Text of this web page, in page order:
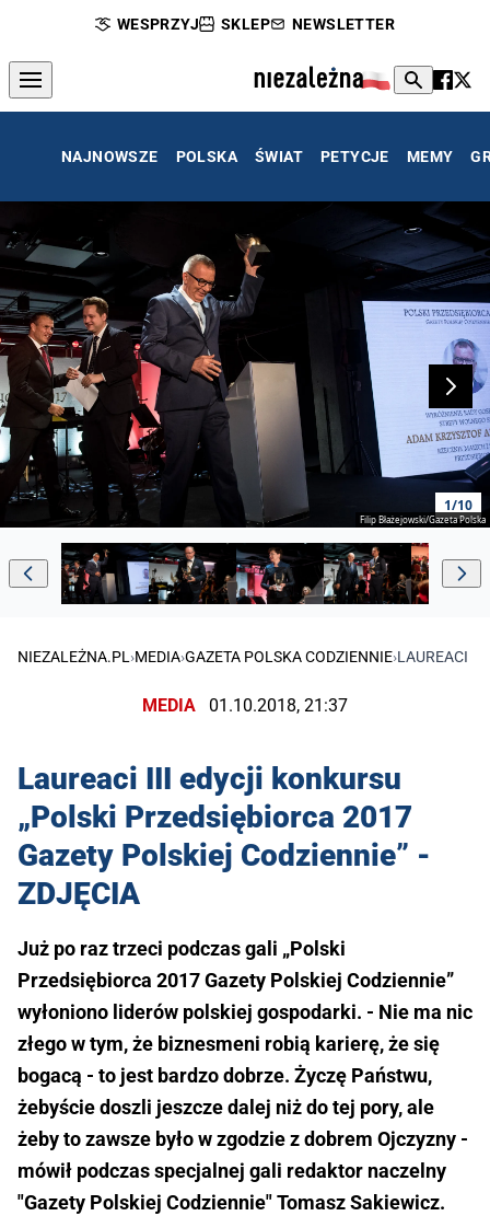
WESPRZYJ SKLEP NEWSLETTER
NAJNOWSZE POLSKA ŚWIAT PETYCJE MEMY
1/10
Filip Błażejowski/Gazeta Polska
NIEZALEŻNA.PL ›MEDIA›GAZETA POLSKA CODZIENNIE›LAUREACI III
MEDIA 01.10.2018, 21:37
Laureaci III edycji konkursu
„Polski Przedsiębiorca 2017
Gazety Polskiej Codziennie” -
ZDJĘCIA
Już po raz trzeci podczas gali „Polski
Przedsiębiorca 2017 Gazety Polskiej Codziennie”
wyłoniono liderów polskiej gospodarki. - Nie ma nic
złego w tym, że biznesmeni robią karierę, że się
bogacą - to jest bardzo dobrze. Życzę Państwu,
żebyście doszli jeszcze dalej niż do tej pory, ale
żeby to zawsze było w zgodzie z dobrem Ojczyzny -
mówił podczas specjalnej gali redaktor naczelny
"Gazety Polskiej Codziennie" Tomasz Sakiewicz.